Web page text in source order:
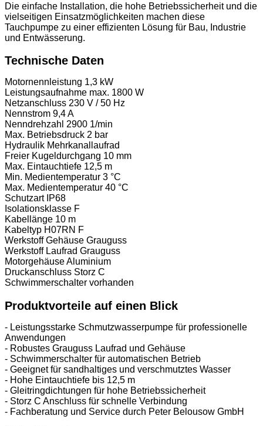
Die einfache Installation, die hohe Betriebssicherheit und die
vielseitigen Einsatzmöglichkeiten machen diese
Tauchpumpe zu einer effizienten Lösung für Bau, Industrie
und Entwässerung.
Technische Daten
Motornennleistung 1,3 kW
Leistungsaufnahme max. 1800 W
Netzanschluss 230 V / 50 Hz
Nennstrom 9,4 A
Nenndrehzahl 2900 1/min
Max. Betriebsdruck 2 bar
Hydraulik Mehrkanallaufrad
Freier Kugeldurchgang 10 mm
Max. Eintauchtiefe 12,5 m
Min. Medientemperatur 3 °C
Max. Medientemperatur 40 °C
Schutzart IP68
Isolationsklasse F
Kabellänge 10 m
Kabeltyp H07RN F
Werkstoff Gehäuse Grauguss
Werkstoff Laufrad Grauguss
Motorgehäuse Aluminium
Druckanschluss Storz C
Schwimmerschalter vorhanden
Produktvorteile auf einen Blick
- Leistungsstarke Schmutzwasserpumpe für professionelle
Anwendungen
- Robustes Grauguss Laufrad und Gehäuse
- Schwimmerschalter für automatischen Betrieb
- Geeignet für sandhaltiges und verschmutztes Wasser
- Hohe Eintauchtiefe bis 12,5 m
- Gleitringdichtungen für hohe Betriebssicherheit
- Storz C Anschluss für schnelle Verbindung
- Fachberatung und Service durch Peter Belousow GmbH